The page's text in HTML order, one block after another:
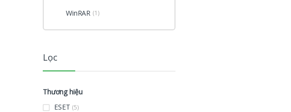
WinRAR (1)
Lọc
Thương hiệu
ESET (5)